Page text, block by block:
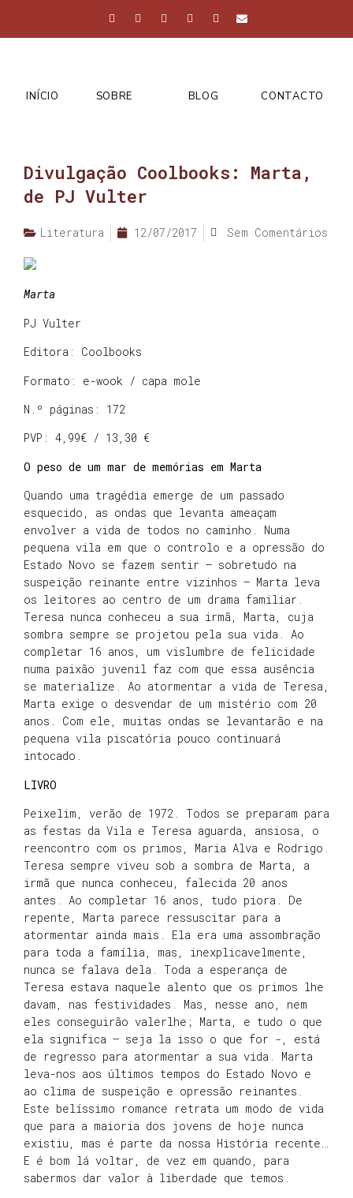
INÍCIO SOBRE BLOG CONTACTO
Divulgação Coolbooks: Marta,
de PJ Vulter
Literatura 12/07/2017 Sem Comentários
Marta
PJ Vulter
Editora: Coolbooks
Formato: e-wook / capa mole
N.º páginas: 172
PVP: 4,99€ / 13,30 €
O peso de um mar de memórias em Marta
Quando uma tragédia emerge de um passado
esquecido, as ondas que levanta ameaçam
envolver a vida de todos no caminho. Numa
pequena vila em que o controlo e a opressão do
Estado Novo se fazem sentir – sobretudo na
suspeição reinante entre vizinhos – Marta leva
os leitores ao centro de um drama familiar.
Teresa nunca conheceu a sua irmã, Marta, cuja
sombra sempre se projetou pela sua vida. Ao
completar 16 anos, um vislumbre de felicidade
numa paixão juvenil faz com que essa ausência
se materialize. Ao atormentar a vida de Teresa,
Marta exige o desvendar de um mistério com 20
anos. Com ele, muitas ondas se levantarão e na
pequena vila piscatória pouco continuará
intocado.
LIVRO
Peixelim, verão de 1972. Todos se preparam para
as festas da Vila e Teresa aguarda, ansiosa, o
reencontro com os primos, Maria Alva e Rodrigo.
Teresa sempre viveu sob a sombra de Marta, a
irmã que nunca conheceu, falecida 20 anos
antes. Ao completar 16 anos, tudo piora. De
repente, Marta parece ressuscitar para a
atormentar ainda mais. Ela era uma assombração
para toda a família, mas, inexplicavelmente,
nunca se falava dela. Toda a esperança de
Teresa estava naquele alento que os primos lhe
davam, nas festividades. Mas, nesse ano, nem
eles conseguirão valerlhe; Marta, e tudo o que
ela significa – seja la isso o que for -, está
de regresso para atormentar a sua vida. Marta
leva-nos aos últimos tempos do Estado Novo e
ao clima de suspeição e opressão reinantes.
Este belíssimo romance retrata um modo de vida
que para a maioria dos jovens de hoje nunca
existiu, mas é parte da nossa História recente…
E é bom lá voltar, de vez em quando, para
sabermos dar valor à liberdade que temos.